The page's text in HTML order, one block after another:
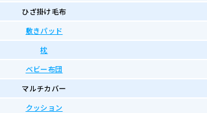
ひざ掛け毛布
敷きパッド
枕
ベビー布団
マルチカバー
クッション